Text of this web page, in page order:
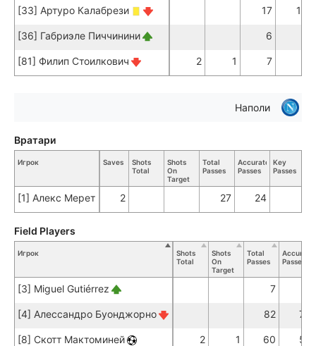
[33] Артуро Калабрези 17 13
[36] Габриэле Пиччинини 6
[81] Филип Стоилкович 2 1 7
Наполи
Игрок Saves
Shots
Total
Shots
On
Target
Total
Passes
Accurate
Passes
Key
Passes
[1] Алекс Мерет 2 27 24
Вратари
Игрок
Shots
Total
Shots
On
Target
Total
Passes
Accurate
Passes
[3] Miguel Gutiérrez 7
[4] Алессандро Буонджорно 82 78
[8] Скотт Мактоминей 2 1 60 57
Field Players